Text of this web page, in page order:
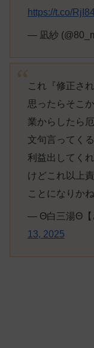
https://t.co/
— 凪紗
これ『修正さ
思ったらそこ
業からしたら
文句言ってく
利益出してく
けどこれ以上
ことになりか
— Θ白三湯Θ【
13, 2025